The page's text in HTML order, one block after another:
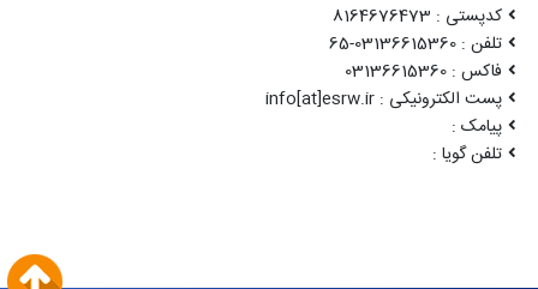
کدپستی : 8164676473
تلفن : 03136615360-65
فاکس : 03136615360
پست الکترونیکی : info[at]esrw.ir
پیامک :
تلفن گویا :